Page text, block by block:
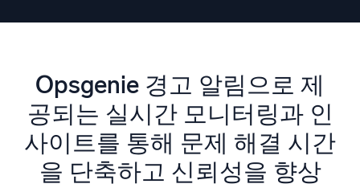
AI/ML 기반
독자 알고리즘, 머신러닝 및 생성형 AI
지능형 보안 운영
SIEM
Opsgenie 경고 알림으로 제
공되는 실시간 모니터링과 인
사이트를 통해 문제 해결 시간
을 단축하고 신뢰성을 향상